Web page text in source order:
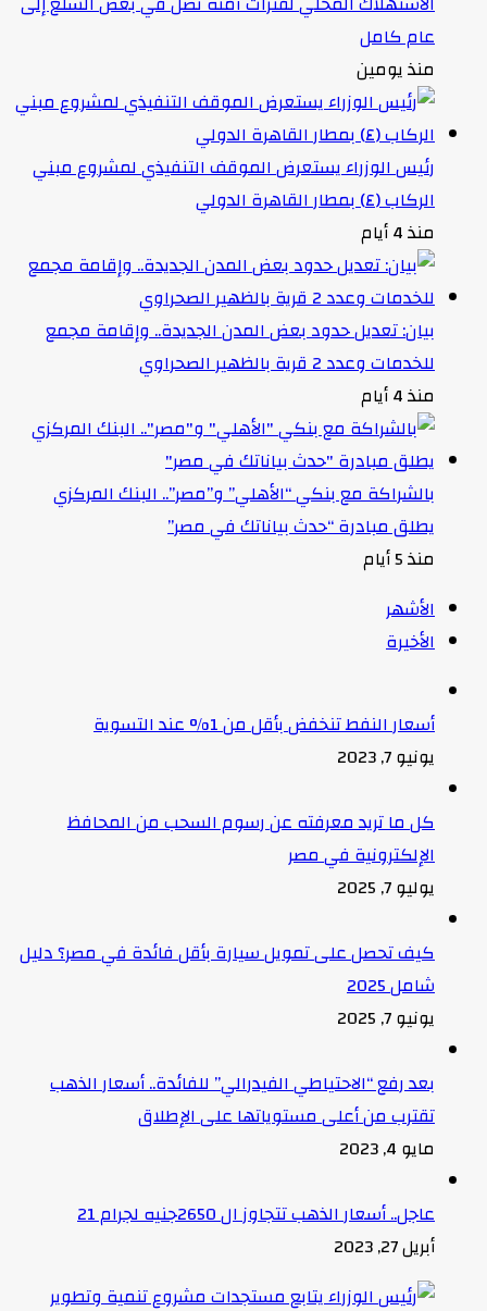
عام كامل
منذ يومين
رئيس الوزراء يستعرض الموقف التنفيذي لمشروع مبني
الركاب (٤) بمطار القاهرة الدولي
منذ 4 أيام
بيان: تعديل حدود بعض المدن الجديدة.. وإقامة مجمع
للخدمات وعدد 2 قرية بالظهير الصحراوي
منذ 4 أيام
بالشراكة مع بنكي “الأهلي” و”مصر”.. البنك المركزي
يطلق مبادرة “حدث بياناتك في مصر”
منذ 5 أيام
الأشهر
الأخيرة
أسعار النفط تنخفض بأقل من 1% عند التسوية
يونيو 7, 2023
كل ما تريد معرفته عن رسوم السحب من المحافظ
الإلكترونية في مصر
يوليو 7, 2025
كيف تحصل على تمويل سيارة بأقل فائدة في مصر؟ دليل
شامل 2025
يونيو 7, 2025
بعد رفع “الاحتياطي الفيدرالي” للفائدة.. أسعار الذهب
تقترب من أعلى مستوياتها على الإطلاق
مايو 4, 2023
عاجل.. أسعار الذهب تتجاوز ال 2650جنيه لجرام 21
أبريل 27, 2023